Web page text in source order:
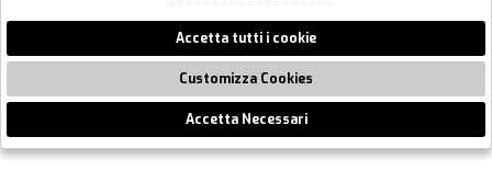
2026 BigBag - P.iva : 00916940679 Powered by
🍪
Accetta tutti i cookie
Customizza Cookies
Accetta Necessari